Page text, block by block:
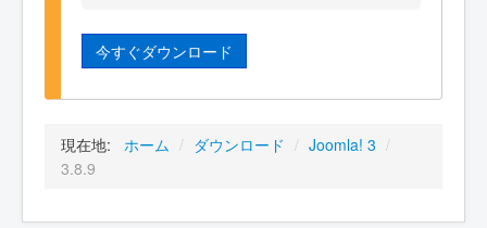
今すぐダウンロード
現在地: ホーム / ダウンロード / Joomla! 3 /
3.8.9